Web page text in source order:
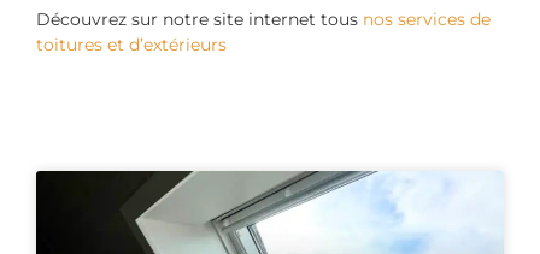
Découvrez sur notre site internet tous nos services de
toitures et d’extérieurs